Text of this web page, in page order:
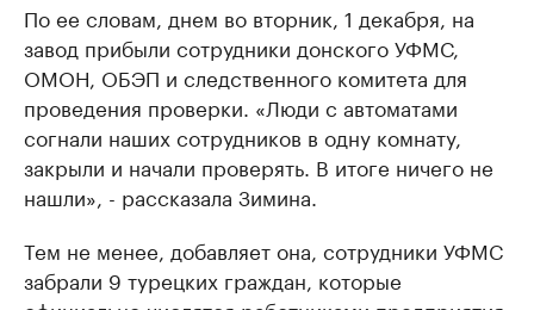
По ее словам, днем во вторник, 1 декабря, на
завод прибыли сотрудники донского УФМС,
ОМОН, ОБЭП и следственного комитета для
проведения проверки. «Люди с автоматами
согнали наших сотрудников в одну комнату,
закрыли и начали проверять. В итоге ничего не
нашли», - рассказала Зимина.
Тем не менее, добавляет она, сотрудники УФМС
забрали 9 турецких граждан, которые